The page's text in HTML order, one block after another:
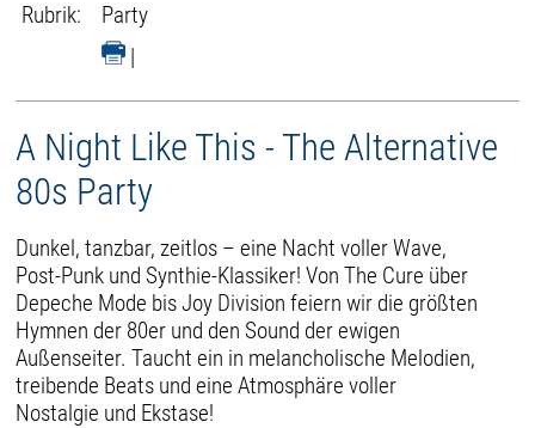
Rubrik:
Party
|
A Night Like This - The Alternative
80s Party
Dunkel, tanzbar, zeitlos – eine Nacht voller Wave,
Post-Punk und Synthie-Klassiker! Von The Cure über
Depeche Mode bis Joy Division feiern wir die größten
Hymnen der 80er und den Sound der ewigen
Außenseiter. Taucht ein in melancholische Melodien,
treibende Beats und eine Atmosphäre voller
Nostalgie und Ekstase!